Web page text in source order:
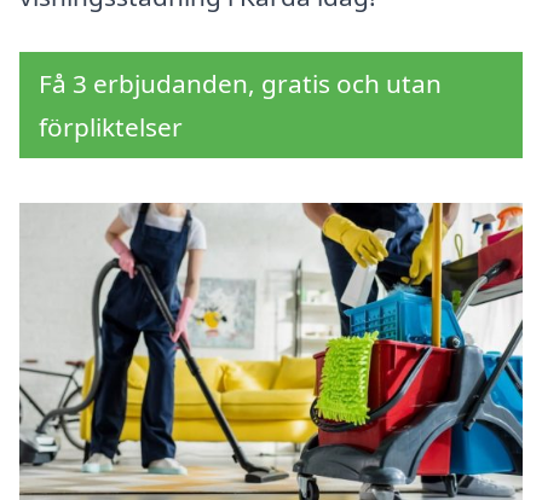
Få 3 erbjudanden, gratis och utan
förpliktelser